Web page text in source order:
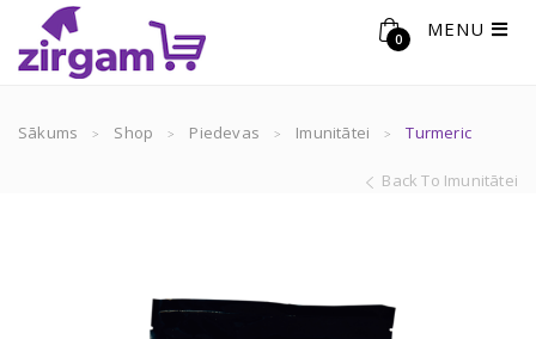
MENU
0
Sākums Shop Piedevas Imunitātei Turmeric
Back To Imunitātei